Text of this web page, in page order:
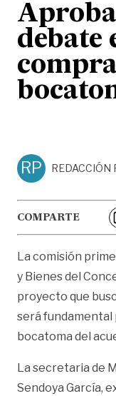
debate
RP REDACCIÓN
COMPARTE
La comisión
y Bienes del
proyecto que
será fundamental
bocatoma del
La secretaria de
Sendoya García,